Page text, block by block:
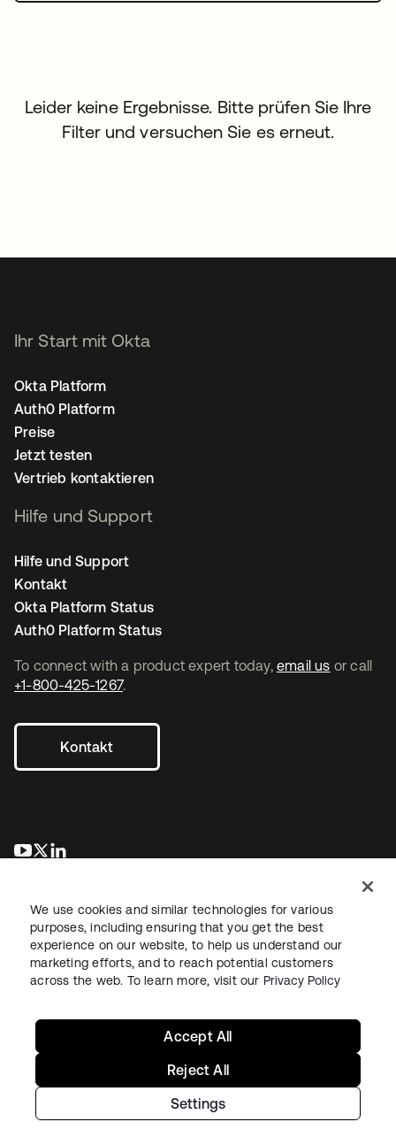
Leider keine Ergebnisse. Bitte prüfen Sie Ihre
Filter und versuchen Sie es erneut.
To connect with a product expert today, email us or call
+1-800-425-1267.
Kontakt
wird in einer neuen Registerkarte geöffnet
wird in einer neuen Registerkarte geöffnet
Ihr Start mit Okta
Okta Platform
Auth0 Platform
Preise
Jetzt testen
Vertrieb kontaktieren
Hilfe und Support
Hilfe und Support
Kontakt
Okta Platform Status
Auth0 Platform Status
RechtDatenschutzrichtlinieNutzungsbedingungenSicherheit
Copyright © 2026 Okta. Alle Rechte vorbehalten.
We use cookies and similar technologies for various
purposes, including ensuring that you get the best
experience on our website, to help us understand our
marketing efforts, and to reach potential customers
across the web. To learn more, visit our Privacy Policy
Settings
Reject All
Accept All